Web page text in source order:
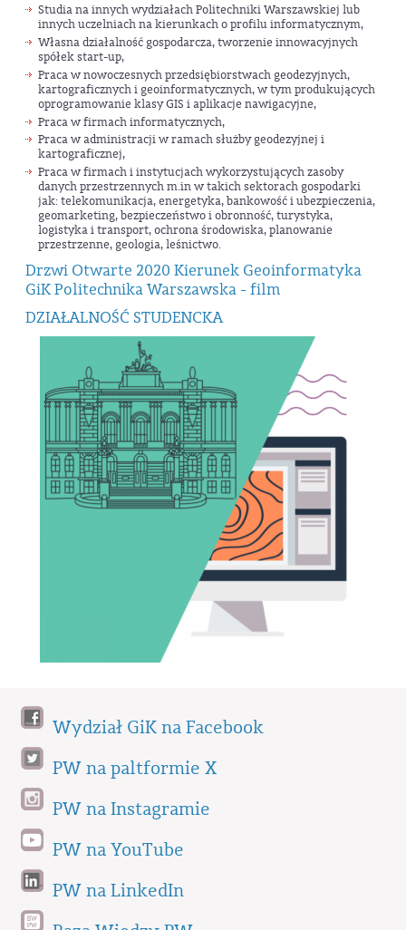
Studia na innych wydziałach Politechniki Warszawskiej lub
innych uczelniach na kierunkach o profilu informatycznym,
Własna działalność gospodarcza, tworzenie innowacyjnych
spółek start-up,
Praca w nowoczesnych przedsiębiorstwach geodezyjnych,
kartograficznych i geoinformatycznych, w tym produkujących
oprogramowanie klasy GIS i aplikacje nawigacyjne,
Praca w firmach informatycznych,
Praca w administracji w ramach służby geodezyjnej i
kartograficznej,
Praca w firmach i instytucjach wykorzystujących zasoby
danych przestrzennych m.in w takich sektorach gospodarki
jak: telekomunikacja, energetyka, bankowość i ubezpieczenia,
geomarketing, bezpieczeństwo i obronność, turystyka,
logistyka i transport, ochrona środowiska, planowanie
przestrzenne, geologia, leśnictwo.
Drzwi Otwarte 2020 Kierunek Geoinformatyka
GiK Politechnika Warszawska - film
DZIAŁALNOŚĆ STUDENCKA
Wydział GiK na Facebook
PW na paltformie X
PW na Instagramie
PW na YouTube
PW na LinkedIn